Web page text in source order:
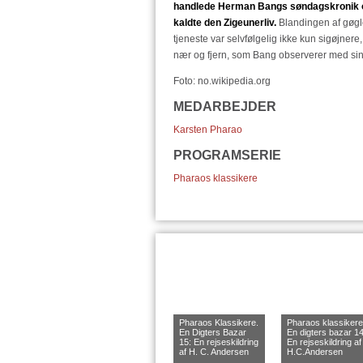
handlede Herman Bangs
kaldte den Zigeunerliv. Blandingen af
tjeneste var selvfølgelig ikke kun
nær og fjern, som Bang observerer med
Foto: no.wikipedia.org
MEDARBEJDER
Karsten Pharao
PROGRAMSERIE
Pharaos klassikere
Pharaos Klassikere.
En Digters Bazar
15: En rejseskildring
af H. C. Andersen
Pharaos
En digters bazar
En rejseskildring af
H.C.Andersen